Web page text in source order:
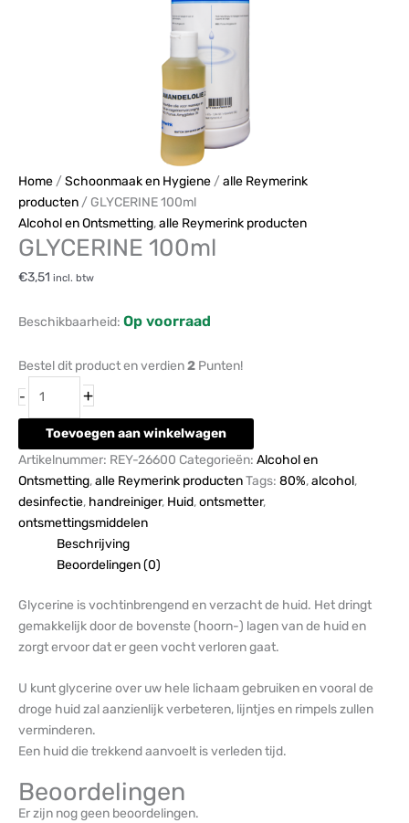
Home /Schoonmaak en Hygiene /alle Reymerink
producten / GLYCERINE 100ml
Alcohol en Ontsmetting,alle Reymerink producten
GLYCERINE 100ml
€3,51 incl. btw
Beschikbaarheid: Op voorraad
Bestel dit product en verdien2 Punten!
- +
Toevoegen aan winkelwagen
Artikelnummer: REY-26600 Categorieën: Alcohol en
Ontsmetting,alle Reymerink productenTags: 80%,alcohol,
desinfectie, handreiniger, Huid,ontsmetter,
ontsmettingsmiddelen
Beschrijving
Beoordelingen (0)
Glycerine is vochtinbrengend en verzacht de huid. Het dringt
gemakkelijk door de bovenste (hoorn-) lagen van de huid en
zorgt ervoor dat er geen vocht verloren gaat.
U kunt glycerine over uw hele lichaam gebruiken en vooral de
droge huid zal aanzienlijk verbeteren, lijntjes en rimpels zullen
verminderen.
Een huid die trekkend aanvoelt is verleden tijd.
Beoordelingen
Er zijn nog geen beoordelingen.